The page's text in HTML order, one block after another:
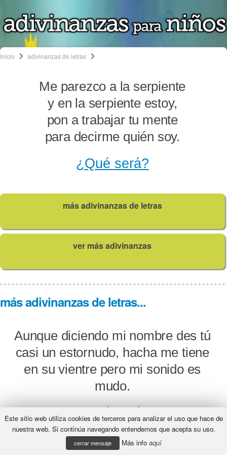
Inicio adivinanzas de letras
Me parezco a la serpiente
y en la serpiente estoy,
pon a trabajar tu mente
para decirme quién soy.
¿Qué será?
más adivinanzas de letras
ver más adivinanzas
más adivinanzas de letras...
Aunque diciendo mi nombre des tú
casi un estornudo, hacha me tiene
en su vientre pero mi sonido es
mudo.
¿Qué será?
Este sitio web utiliza cookies de terceros para analizar el uso que hace de
nuestra web. Si continúa navegando entendemos que acepta su uso.
cerrar mensaje Más info aquí